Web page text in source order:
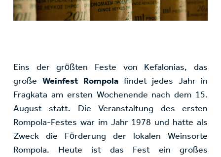
Eins der größten Feste von Kefalonias, das
große Weinfest Rompola findet jedes Jahr in
Fragkata am ersten Wochenende nach dem 15.
August statt. Die Veranstaltung des ersten
Rompola-Festes war im Jahr 1978 und hatte als
Zweck die Förderung der lokalen Weinsorte
Rompola. Heute ist das Fest ein großes